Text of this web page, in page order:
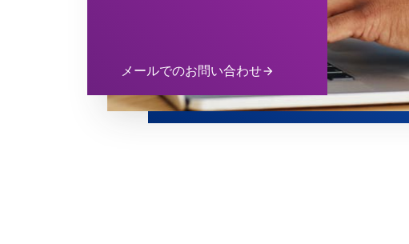
メールでのお問い合わせarrow_forward